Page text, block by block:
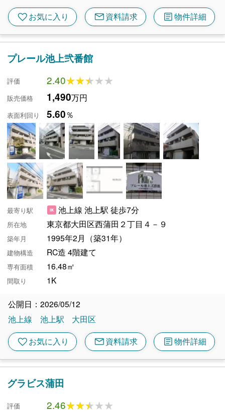
favoriteお気に入り mail資料請求 article物件詳細
プレール池上弐番館
評価 2.40★★★★★
★★★★★
販売価格 1,490万円
表面利回り 5.60％
最寄り駅 池上線 池上駅 徒歩7分
所在地 東京都大田区西蒲田２丁目４－９
築年月 1995年2月（築31年）
建物構造 RC造 4階建て
専有面積 16.48㎡
間取り 1K
公開日：2026/05/12
池上線
池上駅 大田区
favoriteお気に入り mail資料請求 article物件詳細
グラビス蒲田
評価 2.46★★★★★
★★★★★